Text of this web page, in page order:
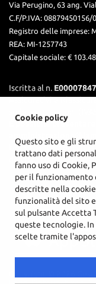
Via Perugino, 63 ang.
C.F/P.IVA: 08879450156/
Registro delle imprese:
REA: MI-1257743
Capitale sociale: €
Iscritta al n.
Assicurativi e
sulle assicurazioni
È possibile
Nel sito internetIVASS
dell'iscrizione al RUI.
Copyright © 2026
Cookie policy
Questo sito e gli
trattano dati
fanno uso di Cookie,
per il
descritte nella
funzionalità del sito
sul pulsante Accetta
queste tecnologie.
scelte tramite